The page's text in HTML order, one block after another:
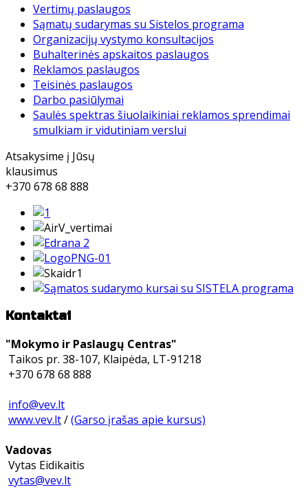
Vertimų paslaugos
Sąmatų sudarymas su Sistelos programa
Organizacijų vystymo konsultacijos
Buhalterinės apskaitos paslaugos
Reklamos paslaugos
Teisinės paslaugos
Darbo pasiūlymai
Saulės spektras šiuolaikiniai reklamos sprendimai
smulkiam ir vidutiniam verslui
Atsakysime į Jūsų
klausimus
+370 678 68 888
Kontaktai
"Mokymo ir Paslaugų Centras"
Taikos pr. 38-107, Klaipėda, LT-91218
+370 678 68 888
info@vev.lt
www.vev.lt/(Garso įrašas apie kursus)
Vadovas
Vytas Eidikaitis
vytas@vev.lt